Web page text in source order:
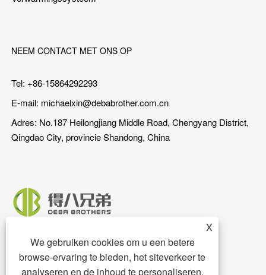
NEEM CONTACT MET ONS OP
Tel: +86-15864292293
E-mail: michaelxin@debabrother.com.cn
Adres: No.187 Heilongjiang Middle Road, Chengyang District,
Qingdao City, provincie Shandong, China
X
We gebruiken cookies om u een betere
browse-ervaring te bieden, het siteverkeer te
analyseren en de inhoud te personaliseren.